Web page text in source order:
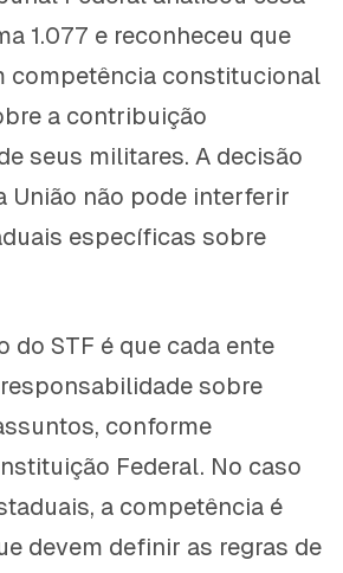
1.077 e reconheceu que
competência constitucional
a contribuição
seus militares. A decisão
União não pode interferir
específicas sobre
do STF é que cada ente
sobre
conforme
Federal. No caso
a competência é
devem definir as regras de